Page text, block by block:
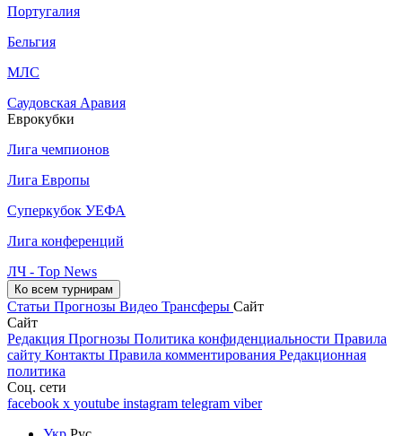
Португалия
Бельгия
МЛС
Саудовская Аравия
Еврокубки
Лига чемпионов
Лига Европы
Суперкубок УЕФА
Лига конференций
ЛЧ - Top News
Ко всем турнирам
Статьи Прогнозы Видео Трансферы Сайт
Сайт
Редакция Прогнозы Политика конфиденциальности Правила
сайту Контакты Правила комментирования Редакционная
политика
Соц. сети
facebook x youtube instagram telegram viber